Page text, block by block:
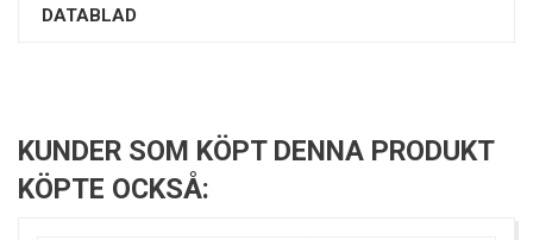
DATABLAD
KUNDER SOM KÖPT DENNA PRODUKT
KÖPTE OCKSÅ: